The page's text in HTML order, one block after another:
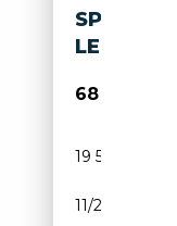
LED RFK
68 700€
19 500 km
11/2025